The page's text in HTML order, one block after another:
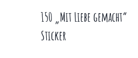
150 „Mit Liebe gemacht“
Sticker